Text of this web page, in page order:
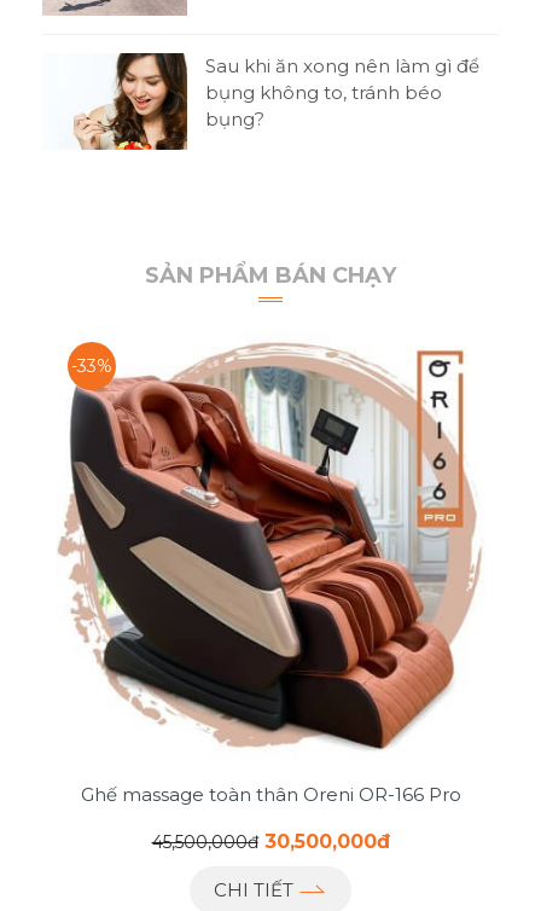
Sau khi ăn xong nên làm gì để
bụng không to, tránh béo
bụng?
SẢN PHẨM BÁN CHẠY
-33%
Ghế massage toàn thân Oreni OR-166 Pro
45,500,000đ 30,500,000đ
CHI TIẾT